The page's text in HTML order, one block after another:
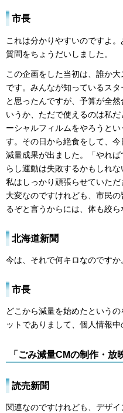
市長
これは分かりやすいのですよ
質問をちょうだいしました。
この企画をした当初は、誰か
です。みんなが知っているス
と思ったんですが、予算が全
いうか、ただで使えるのは私
ーシャルフィルムをやろうと
す。その日から絶食をして、
減量成果が出ました。「やれ
らし運動は失敗するかもしれ
私はしっかり頑張らせていた
大変なのですけれども、市民
るぞと言うからには、体も絞ら
北海道新聞
今は、それで何キロなのですか
市長
どこから減量を始めたという
ットでありまして、個人情報中
「ごみ減量CMの制作・放
読売新聞
関連なのですけれども、デザ